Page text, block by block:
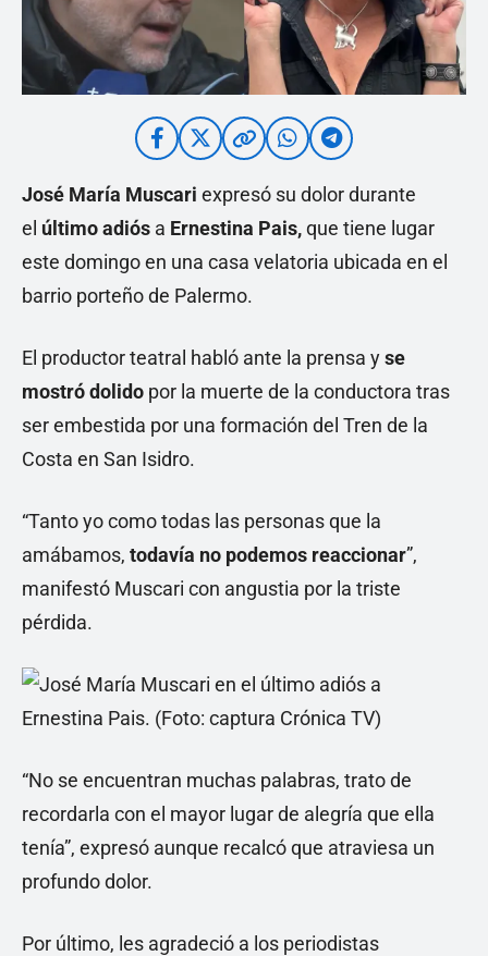
José María Muscari expresó su dolor durante
el último adiós a Ernestina Pais,que tiene lugar
este domingo en una casa velatoria ubicada en el
barrio porteño de Palermo.
El productor teatral habló ante la prensa yse
mostró dolido por la muerte de la conductora tras
ser embestida por una formación del Tren de la
Costa en San Isidro.
“Tanto yo como todas las personas que la
amábamos, todavía no podemos reaccionar”,
manifestó Muscari con angustia por la triste
pérdida.
“No se encuentran muchas palabras, trato de
recordarla con el mayor lugar de alegría que ella
tenía”, expresó aunque recalcó que atraviesa un
profundo dolor.
Por último, les agradeció a los periodistas